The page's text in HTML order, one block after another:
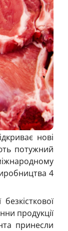
нові
потужний
4
продукції
принесли